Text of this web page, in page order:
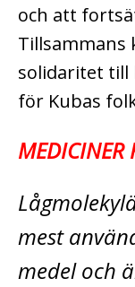
och att
Tillsammans
solidaritet till
för Kubas
MEDICINER
mest
medel och